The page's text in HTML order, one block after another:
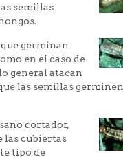
semillas
germinan
en el caso de
general atacan
las semillas germinen
cortador,
las cubiertas
tipo de